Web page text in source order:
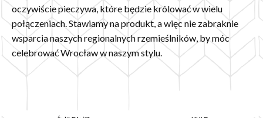
oczywiście pieczywa, które będzie królować w wielu
połączeniach. Stawiamy na produkt, a więc nie zabraknie
wsparcia naszych regionalnych rzemieślników, by móc
celebrować Wrocław w naszym stylu.